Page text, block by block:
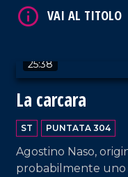
ricerca, qualità e
25:38
La carcara
ST PUNTATA 304
Agostino Naso,
probabilmente uno
VAI AL TITOLO